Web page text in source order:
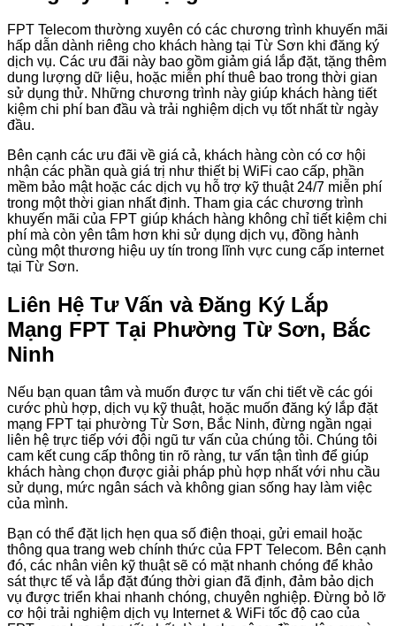
FPT Telecom thường xuyên có các chương trình khuyến mãi
hấp dẫn dành riêng cho khách hàng tại Từ Sơn khi đăng ký
dịch vụ. Các ưu đãi này bao gồm giảm giá lắp đặt, tặng thêm
dung lượng dữ liệu, hoặc miễn phí thuê bao trong thời gian
sử dụng thử. Những chương trình này giúp khách hàng tiết
kiệm chi phí ban đầu và trải nghiệm dịch vụ tốt nhất từ ngày
đầu.
Bên cạnh các ưu đãi về giá cả, khách hàng còn có cơ hội
nhận các phần quà giá trị như thiết bị WiFi cao cấp, phần
mềm bảo mật hoặc các dịch vụ hỗ trợ kỹ thuật 24/7 miễn phí
trong một thời gian nhất định. Tham gia các chương trình
khuyến mãi của FPT giúp khách hàng không chỉ tiết kiệm chi
phí mà còn yên tâm hơn khi sử dụng dịch vụ, đồng hành
cùng một thương hiệu uy tín trong lĩnh vực cung cấp internet
tại Từ Sơn.
Liên Hệ Tư Vấn và Đăng Ký Lắp
Mạng FPT Tại Phường Từ Sơn, Bắc
Ninh
Nếu bạn quan tâm và muốn được tư vấn chi tiết về các gói
cước phù hợp, dịch vụ kỹ thuật, hoặc muốn đăng ký lắp đặt
mạng FPT tại phường Từ Sơn, Bắc Ninh, đừng ngần ngại
liên hệ trực tiếp với đội ngũ tư vấn của chúng tôi. Chúng tôi
cam kết cung cấp thông tin rõ ràng, tư vấn tận tình để giúp
khách hàng chọn được giải pháp phù hợp nhất với nhu cầu
sử dụng, mức ngân sách và không gian sống hay làm việc
của mình.
Bạn có thể đặt lịch hẹn qua số điện thoại, gửi email hoặc
thông qua trang web chính thức của FPT Telecom. Bên cạnh
đó, các nhân viên kỹ thuật sẽ có mặt nhanh chóng để khảo
sát thực tế và lắp đặt đúng thời gian đã định, đảm bảo dịch
vụ được triển khai nhanh chóng, chuyên nghiệp. Đừng bỏ lỡ
cơ hội trải nghiệm dịch vụ Internet & WiFi tốc độ cao của